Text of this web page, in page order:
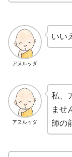
アヌルッダ
いい
アヌルッダ
私、
ませ
師の